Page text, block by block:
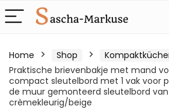
Home Shop
Praktische brievenbakje met mand
compact sleutelbord met 1 vak voor
de muur gemonteerd sleutelbord
crèmekleurig/beige